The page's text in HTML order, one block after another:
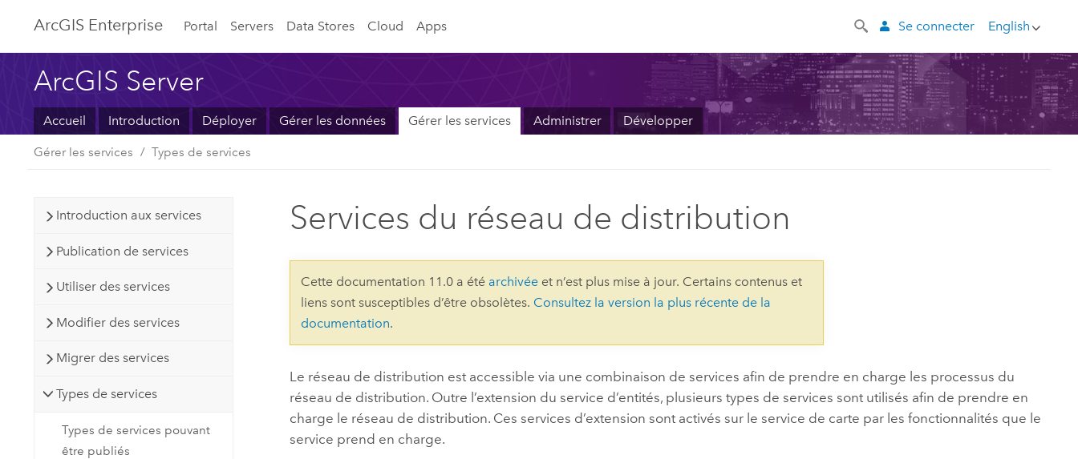
ArcGIS Enterprise Portal Servers Data Stores Cloud Apps English
Se connecter
ArcGIS Server
Accueil Introduction Déployer Gérer les données Gérer les services Administrer Développer
Gérer les services Types de services
Introduction aux services
Publication de services
Utiliser des services
Modifier des services
Migrer des services
Types de services
Types de services pouvant
être publiés
Services du réseau de distribution
Cette documentation 11.0 a été archivée et n’est plus mise à jour. Certains contenus et
liens sont susceptibles d’être obsolètes. Consultez la version la plus récente de la
documentation.
Le réseau de distribution est accessible via une combinaison de services afin de prendre en charge les processus du
réseau de distribution. Outre l’extension du service d’entités, plusieurs types de services sont utilisés afin de prendre en
charge le réseau de distribution. Ces services d’extension sont activés sur le service de carte par les fonctionnalités que le
service prend en charge.